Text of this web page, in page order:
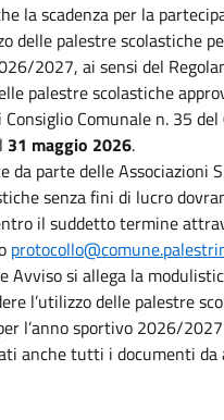
la scadenza per la
delle palestre scolastiche
2027, ai sensi del
palestre scolastiche
Consiglio Comunale n. 35
31 maggio 2026.
da parte delle Associazioni
senza fini di lucro
il suddettotermine
Avviso si allega la
l’utilizzo delle palestre
l’anno sportivo 2026/
anche tutti i documenti da